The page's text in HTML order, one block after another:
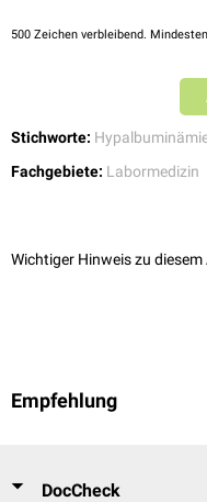
Divertikulitisoder
regelmäßige
Störung der Proteinsynthese
500 Zeichen verbleibend.
Stichworte:
Fachgebiete: Labormedizin
Wichtiger Hinweis zu diesem
Empfehlung
DocCheck